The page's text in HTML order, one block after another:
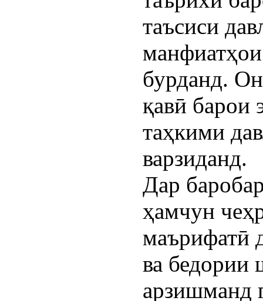
таъсиси
бурданд.
қавӣ барои
таҳкими
варзиданд.
Дар
ҳамчун
маърифатӣ
ва бедории
арзишманд